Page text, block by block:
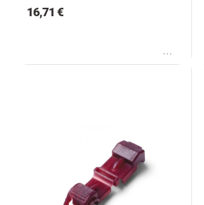
16,71 €